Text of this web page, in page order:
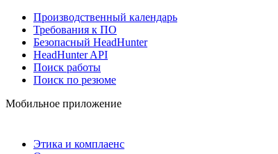
Производственный календарь
Требования к ПО
Безопасный HeadHunter
HeadHunter API
Поиск работы
Поиск по резюме
Мобильное приложение
Этика и комплаенс